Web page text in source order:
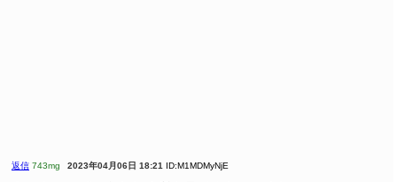
返信 743mg 2023年04月06日 18:21 ID:M1MDMyNjE